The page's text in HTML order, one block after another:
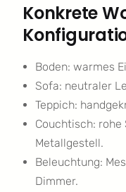
Konkrete
Boden: warmes
Sofa: neutraler
Teppich:
Couchtisch:
Metallgestell.
Beleuchtung:
Dimmer.